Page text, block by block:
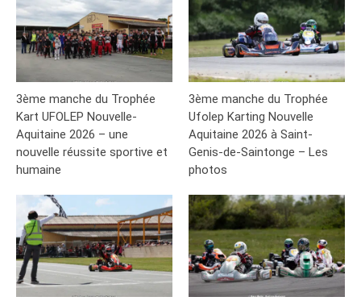
3ème manche du Trophée
Kart UFOLEP Nouvelle-
Aquitaine 2026 – une
nouvelle réussite sportive et
humaine
3ème manche du Trophée
Ufolep Karting Nouvelle
Aquitaine 2026 à Saint-
Genis-de-Saintonge – Les
photos